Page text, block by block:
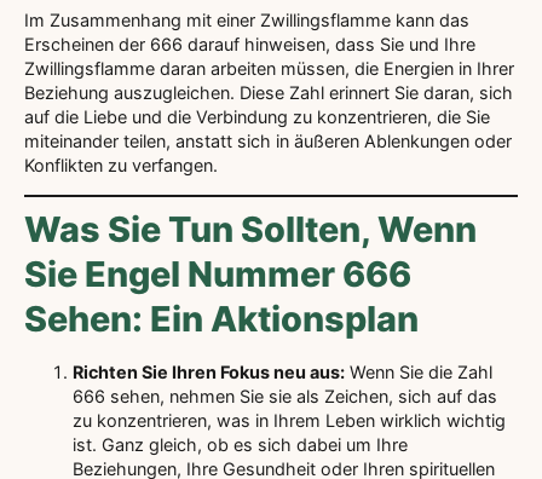
Im Zusammenhang mit einer Zwillingsflamme kann das
Erscheinen der 666 darauf hinweisen, dass Sie und Ihre
Zwillingsflamme daran arbeiten müssen, die Energien in Ihrer
Beziehung auszugleichen. Diese Zahl erinnert Sie daran, sich
auf die Liebe und die Verbindung zu konzentrieren, die Sie
miteinander teilen, anstatt sich in äußeren Ablenkungen oder
Konflikten zu verfangen.
Was Sie Tun Sollten, Wenn
Sie Engel Nummer 666
Sehen: Ein Aktionsplan
Richten Sie Ihren Fokus neu aus: Wenn Sie die Zahl
666 sehen, nehmen Sie sie als Zeichen, sich auf das
zu konzentrieren, was in Ihrem Leben wirklich wichtig
ist. Ganz gleich, ob es sich dabei um Ihre
Beziehungen, Ihre Gesundheit oder Ihren spirituellen